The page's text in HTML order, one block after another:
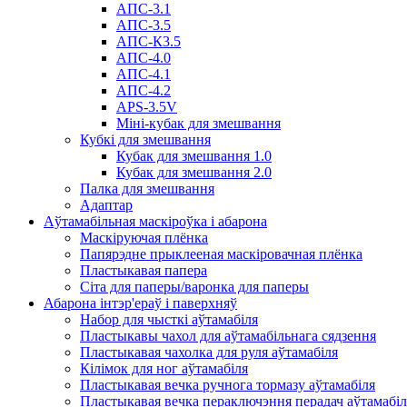
АПС-3.1
АПС-3.5
АПС-К3.5
АПС-4.0
АПС-4.1
АПС-4.2
APS-3.5V
Міні-кубак для змешвання
Кубкі для змешвання
Кубак для змешвання 1.0
Кубак для змешвання 2.0
Палка для змешвання
Адаптар
Аўтамабільная маскіроўка і абарона
Маскіруючая плёнка
Папярэдне прыклееная маскіровачная плёнка
Пластыкавая папера
Сіта для паперы/варонка для паперы
Абарона інтэр'ераў і паверхняў
Набор для чысткі аўтамабіля
Пластыкавы чахол для аўтамабільнага сядзення
Пластыкавая чахолка для руля аўтамабіля
Кілімок для ног аўтамабіля
Пластыкавая вечка ручнога тормазу аўтамабіля
Пластыкавая вечка пераключэння перадач